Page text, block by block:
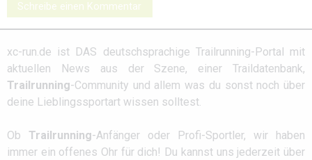
Schreibe einen Kommentar
xc-run.de ist DAS deutschsprachige Trailrunning-Portal mit
aktuellen News aus der Szene, einer Traildatenbank,
Trailrunning-Community und allem was du sonst noch über
deine Lieblingssportart wissen solltest.
Ob Trailrunning-Anfänger oder Profi-Sportler, wir haben
immer ein offenes Ohr für dich! Du kannst uns jederzeit über